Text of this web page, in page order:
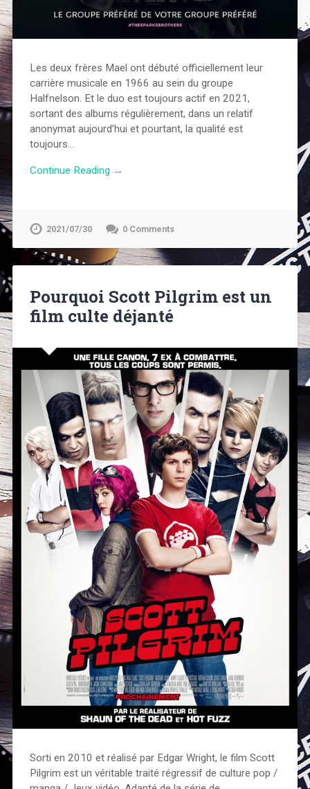
Les deux frères Mael ont débuté officiellement leur
carrière musicale en 1966 au sein du groupe
Halfnelson. Et le duo est toujours actif en 2021,
sortant des albums régulièrement, dans un relatif
anonymat aujourd’hui et pourtant, la qualité est
toujours…
Continue Reading →
2021/07/30 0 Comments
Pourquoi Scott Pilgrim est un
film culte déjanté
Sorti en 2010 et réalisé par Edgar Wright, le film Scott
Pilgrim est un véritable traité régressif de culture pop /